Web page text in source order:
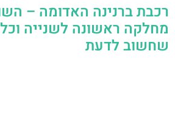
רכבת ברנינה האדומה –
מחלקה ראשונה לשנייה
שחשוב לדעת